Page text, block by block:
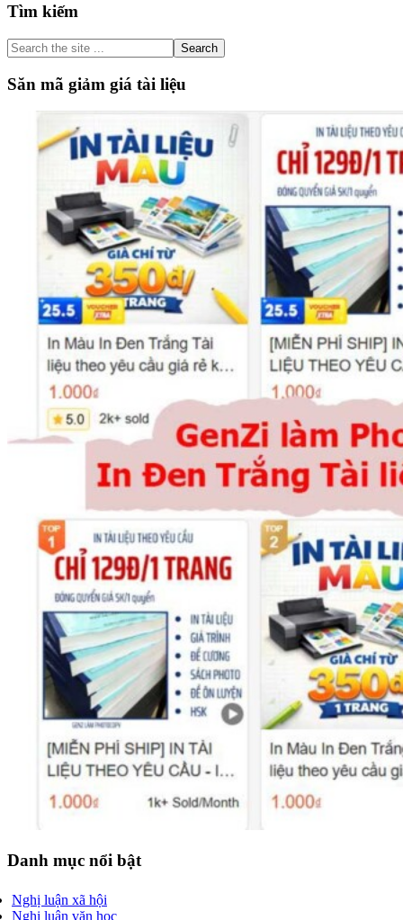
Primary
Sidebar
Tìm kiếm
Search
the
site
...
Săn mã giảm giá tài liệu
Danh mục nổi bật
Nghị luận xã hội
Nghị luận văn học